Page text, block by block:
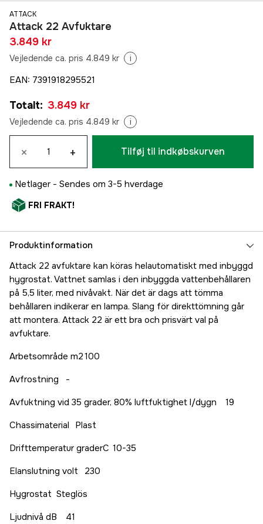
ATTACK
Attack 22 Avfuktare
3.849 kr
Vejledende ca. pris 4.849 kr i
EAN: 7391918295521
Totalt: 3.849 kr
Vejledende ca. pris 4.849 kr i
× + Tilføj til indkøbskurven
Netlager - Sendes om 3-5 hverdage
FRI FRAKT!
Produktinformation
Attack 22 avfuktare kan köras helautomatiskt med inbyggd
hygrostat. Vattnet samlas i den inbyggda vattenbehållaren
på 5,5 liter, med nivåvakt. När det är dags att tömma
behållaren indikerar en lampa. Slang för direkttömning går
att montera. Attack 22 är ett bra och prisvärt val på
avfuktare.
Arbetsområde m2100
Avfrostning
-
Avfuktning vid 35 grader, 80% luftfuktighet l/dygn
19
Chassimaterial Plast
Drifttemperatur graderC 10-35
Elanslutning volt
230
Hygrostat Steglös
Ljudnivå dB
41